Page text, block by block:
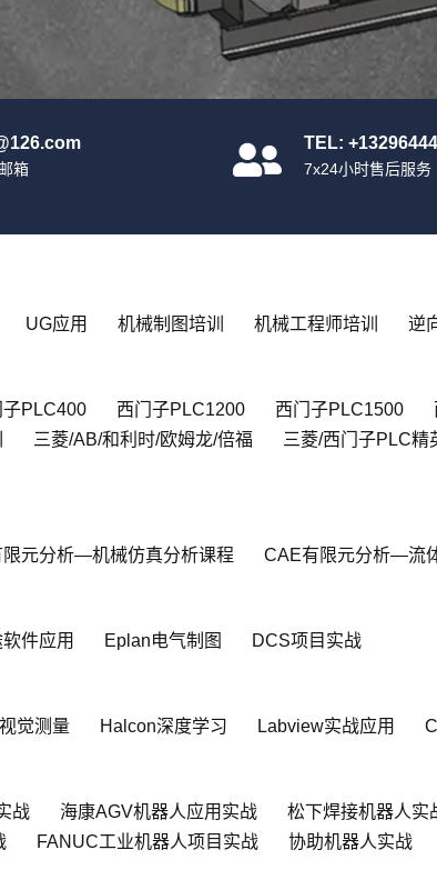
箱
TEL:
7x24小时售后服务
UG应用 机械制图培训 机械工程师培训 逆
子PLC400 西门子PLC1200 西门子PLC1500
三菱/AB/和利时/欧姆龙/倍福 三菱/西门子PLC精
元分析—机械仿真分析课程 CAE有限元分析—流
件应用 Eplan电气制图 DCS项目实战
觉测量 Halcon深度学习 Labview实战应用
战 海康AGV机器人应用实战 松下焊接机器人实
FANUC工业机器人项目实战 协助机器人实战